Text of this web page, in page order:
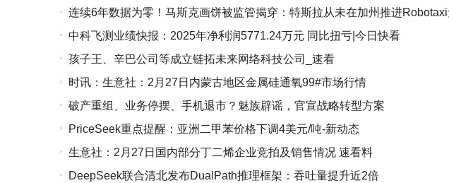
连续6年数据为零！马斯克画饼被监管揭穿：特斯拉从未在加州推进
测试|焦点热闻
中科飞测业绩快报：2025年净利润5771.24万元 同比扭亏|今日快看
孩子王、辛巴公司等成立链拓未来网络科技公司_速看
时讯：生意社：2月27日内蒙古地区金属硅通氧99#市场行情
破产重组、业务停摆、手机退市？魅族辟谣，官宣战略转型方案
PriceSeek重点提醒：亚洲二甲苯价格下调4美元/吨-新动态
生意社：2月27日国内部分丁二烯企业竞拍及销售情况 速看料
DeepSeek联合清北发布DualPath推理框架：吞吐量提升近2倍